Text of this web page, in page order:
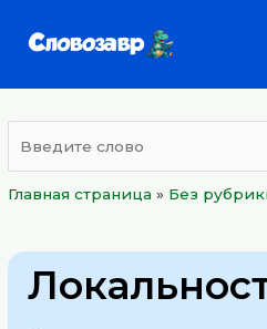
Главная страница » Без